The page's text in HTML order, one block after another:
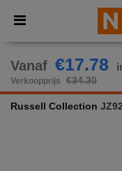
× Ntextil-app
Betere prijzen
Vanaf €17.78
Verkoopprijs €34.30
Russell Collection